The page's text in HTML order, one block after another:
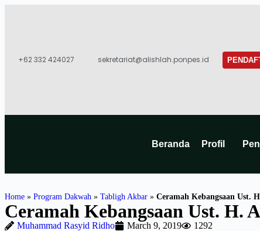
+62 332 424027​ sekretariat@alishlah.ponpes.id​
Beranda Profil
Home » Program Dakwah » Tabligh Akbar » Ceramah Kebangsaan Ust.
Ceramah Kebangsaan Ust. H.
Muhammad Rasyid Ridho March 9, 2019 1292